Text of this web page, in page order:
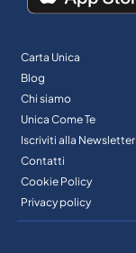
Carta Unica
Blog
Chi siamo
Unica Come Te
Iscriviti alla Newsletter
Contatti
Cookie Policy
Privacy policy